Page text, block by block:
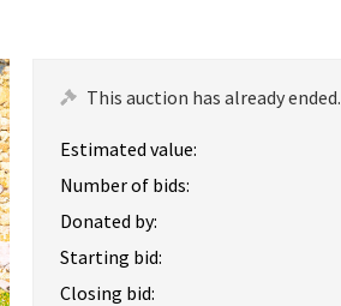
This auction has already ended.
Estimated value:
Number of bids:
Donated by:
Starting bid:
Closing bid: